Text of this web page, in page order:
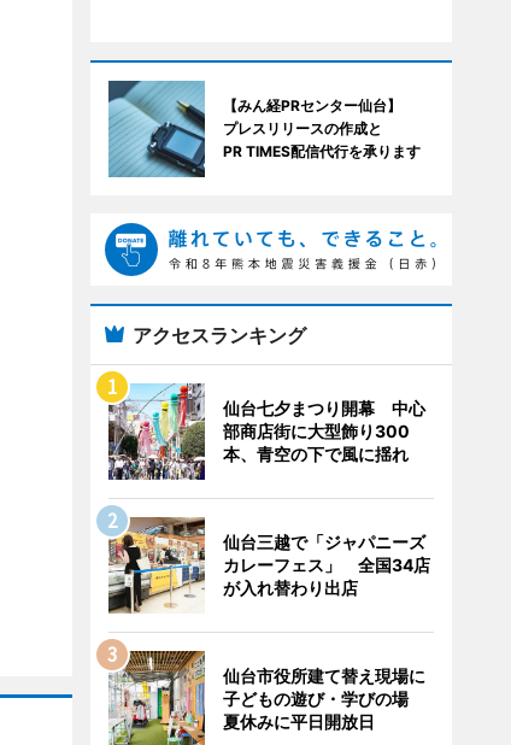
【みん経PRセンター仙台】
プレスリリースの作成と
PR TIMES配信代行を承ります
アクセスランキング
仙台七夕まつり開幕 中心
部商店街に大型飾り300
本、青空の下で風に揺れ
仙台三越で「ジャパニーズ
カレーフェス」 全国34店
が入れ替わり出店
仙台市役所建て替え現場に
子どもの遊び・学びの場
夏休みに平日開放日